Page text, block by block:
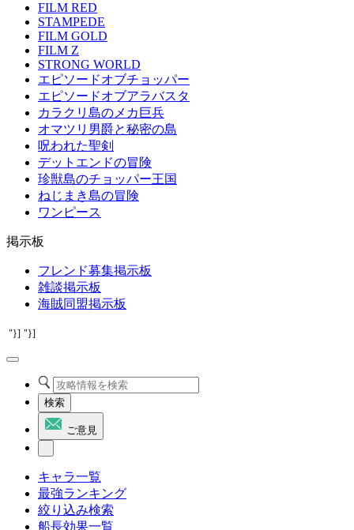
FILM RED
STAMPEDE
FILM GOLD
FILM Z
STRONG WORLD
エピソードオブチョッパー
エピソードオブアラバスタ
カラクリ島のメカ巨兵
オマツリ男爵と秘密の島
呪われた聖剣
デットエンドの冒険
珍獣島のチョッパー王国
ねじまき島の冒険
ワンピース
掲示板
フレンド募集掲示板
雑談掲示板
海賊同盟掲示板
"}] "}]
検索
ご意見
キャラ一覧
最強ランキング
絞り込み検索
船長効果一覧